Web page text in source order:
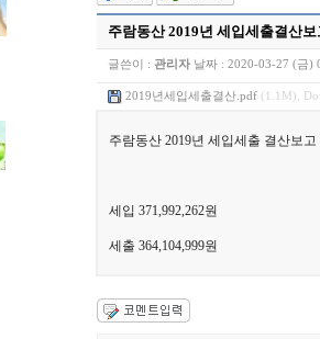
주람동산 2019년 세입세출결산보
글쓴이 : 관리자 날짜 : 2020-03-27 (금)
2019년세입세출결산.pdf (1.1M),
주람동산 2019년 세입세출 결산보고
세입 371,992,262원
세출 364,104,999원